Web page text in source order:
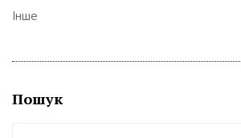
Інше
Пошук